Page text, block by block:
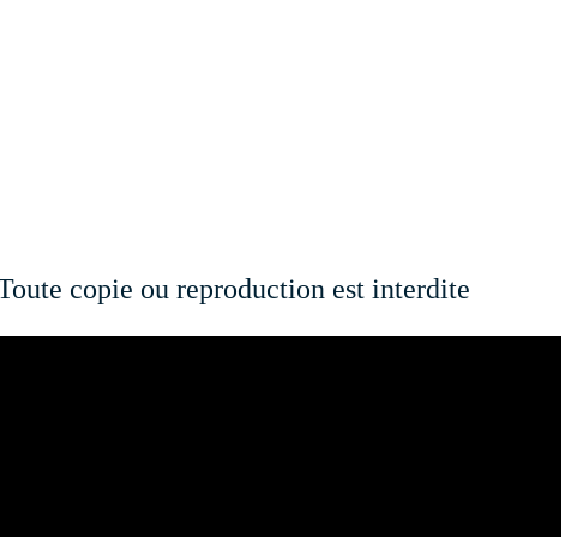
copie ou reproduction est interdite